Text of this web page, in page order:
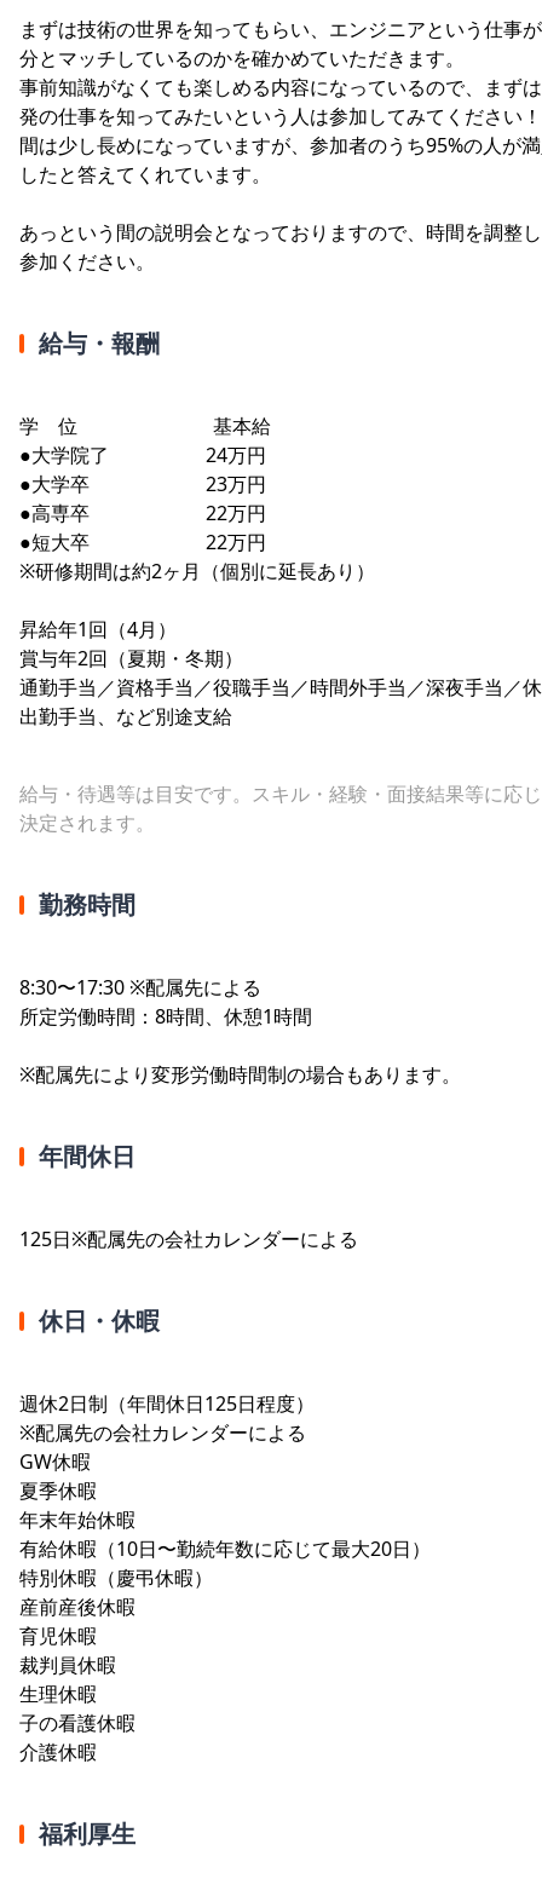
まずは技術の世界を知ってもらい、エンジニアという仕事
分とマッチしているのかを確かめていただきます。
事前知識がなくても楽しめる内容になっているので、まず
発の仕事を知ってみたいという人は参加してみてください
間は少し長めになっていますが、参加者のうち95%の人が
したと答えてくれています。
あっという間の説明会となっておりますので、時間を調整
参加ください。
給与・報酬
学 位 基本給
●大学院了 24万円
●大学卒 23万円
●高専卒 22万円
●短大卒 22万円
※研修期間は約2ヶ月（個別に延長あり）
昇給年1回（4月）
賞与年2回（夏期・冬期）
通勤手当／資格手当／役職手当／時間外手当／深夜手当／
出勤手当、など別途支給
給与・待遇等は目安です。スキル・経験・面接結果等に応
決定されます。
勤務時間
8:30〜17:30 ※配属先による
所定労働時間：8時間、休憩1時間
※配属先により変形労働時間制の場合もあります。
年間休日
125日※配属先の会社カレンダーによる
休日・休暇
週休2日制（年間休日125日程度）
※配属先の会社カレンダーによる
GW休暇
夏季休暇
年末年始休暇
有給休暇（10日〜勤続年数に応じて最大20日）
特別休暇（慶弔休暇）
産前産後休暇
育児休暇
裁判員休暇
生理休暇
子の看護休暇
介護休暇
福利厚生